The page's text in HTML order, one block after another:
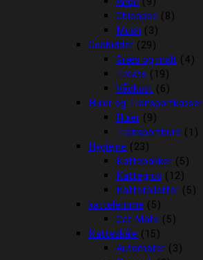
Chicopee (8)
Mush (3)
Godbidder (29)
Græs og malt (4)
Treats (19)
Vådkost (6)
Huler og Transportkasser
Huler (9)
Transportbure (1)
Hygiejne (23)
Kattebakker (5)
Kattegrus (12)
Kattetoiletter (5)
kattelemme (5)
Cat Mate (5)
Katteskåle (15)
Automater (3)